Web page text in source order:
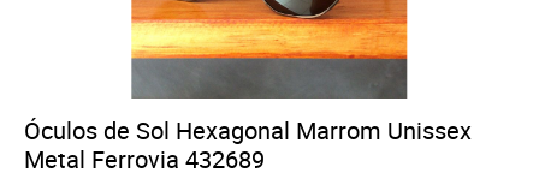
Óculos de Sol Hexagonal Marrom Unissex
Metal Ferrovia 432689